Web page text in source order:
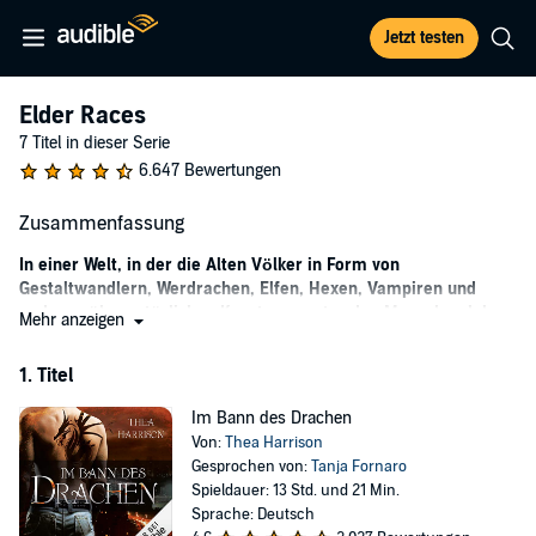
Jetzt testen
Elder Races
7 Titel in dieser Serie
6.647 Bewertungen
Zusammenfassung
In einer Welt, in der die Alten Völker in Form von
Gestaltwandlern, Werdrachen, Elfen, Hexen, Vampiren und
anderen übernatürlichen Kreaturen unter den Menschen leben,
Paranormalen.
Den Anfang der Reihe macht die fesselnde Liebesgeschichte
zwischen der Gestaltwandlerin Pia Giovanni, die halb Mensch, halb
Werwesen ist, und dem Drachenlord Dragos Cuelebre, die zunächst
alles andere als gefühlvoll beginnt. Pia wird von einem Erpresser
gezwungen, etwas aus dem Hort von Dragos zu stehlen. Die
Mehr anzeigen
1. Titel
Im Bann des Drachen
Von:Thea Harrison
Gesprochen von:Tanja Fornaro
Spieldauer: 13 Std. und 21 Min.
Sprache: Deutsch